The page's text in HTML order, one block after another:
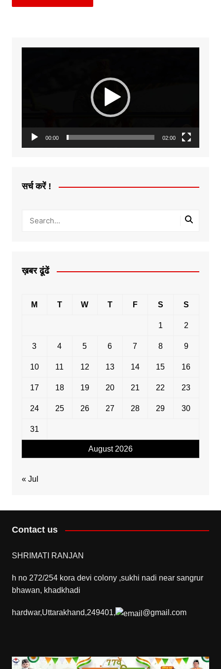
00:00 02:00
सर्च करें !
ख़बर ढूंढें
August 2026
M T W T F S S
1 2
3 4 5 6 7 8 9
10 11 12 13 14 15 16
17 18 19 20 21 22 23
24 25 26 27 28 29 30
31
« Jul
Contact us
SHRIMATI RANJAN
h no 272/254 kora devi colony ,sukhi nadi near sangrur
bhawan, khadkhadi
hardwar,Uttarakhand,249401, @gmail.com